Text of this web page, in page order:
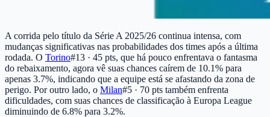
A corrida pelo título da Série A 2025/26 continua intensa, com
mudanças significativas nas probabilidades dos times após a última
rodada. O Torino#13 · 45 pts, que há pouco enfrentava o fantasma
do rebaixamento, agora vê suas chances caírem de 10.1% para
apenas 3.7%, indicando que a equipe está se afastando da zona de
perigo. Por outro lado, o Milan#5 · 70 pts também enfrenta
dificuldades, com suas chances de classificação à Europa League
diminuindo de 6.8% para 3.2%.